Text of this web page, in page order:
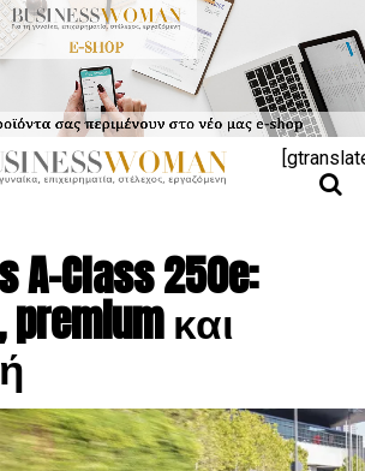
A-Class 250e:
premium και